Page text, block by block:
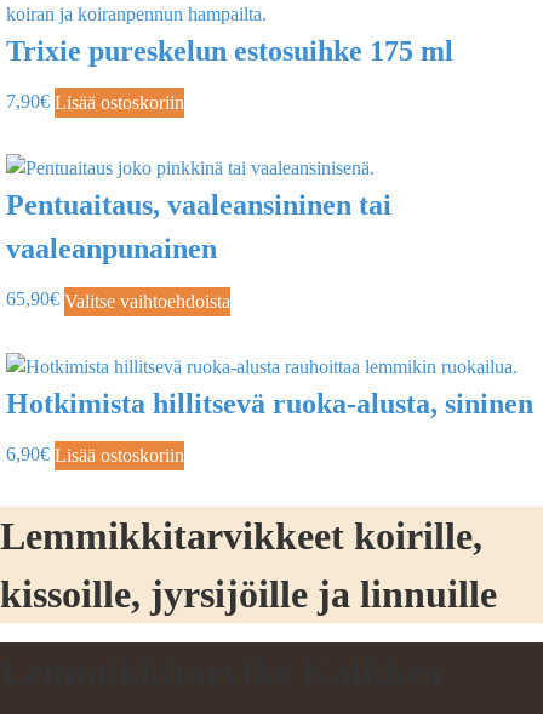
Trixie pureskelun estosuihke 175 ml
7,90€ Lisää ostoskoriin
Pentuaitaus, vaaleansininen tai
vaaleanpunainen
65,90€ Valitse vaihtoehdoista
Hotkimista hillitsevä ruoka-alusta, sininen
6,90€ Lisää ostoskoriin
Lemmikkitarvikkeet koirille,
kissoille, jyrsijöille ja linnuille